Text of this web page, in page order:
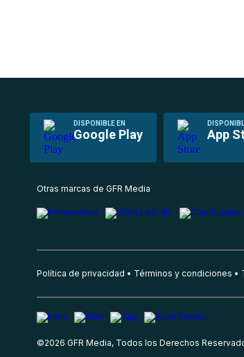
DISPONIBLE EN
Google Play App
Otras marcas de GFR Media
Política de privacidad Términos y condiciones
©2026 GFR Media, Todos los Derechos